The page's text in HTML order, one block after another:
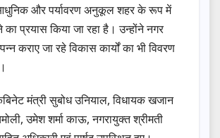
और पर्यावरण अनुकूल शहर के रूप में
प्रयास किया जा रहा है। उन्होंने नगर
कराए जा रहे विकास कार्यों का भी विवरण
मंत्री सुबोध उनियाल, विधायक खजान
उमेश शर्मा काऊ, नगरायुक्त श्रीमती